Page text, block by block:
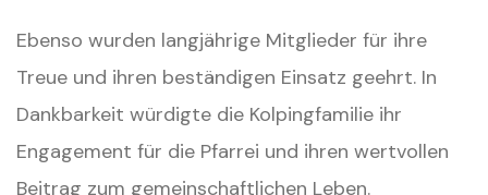
Ebenso wurden langjährige Mitglieder für ihre
Treue und ihren beständigen Einsatz geehrt. In
Dankbarkeit würdigte die Kolpingfamilie ihr
Engagement für die Pfarrei und ihren wertvollen
Beitrag zum gemeinschaftlichen Leben.